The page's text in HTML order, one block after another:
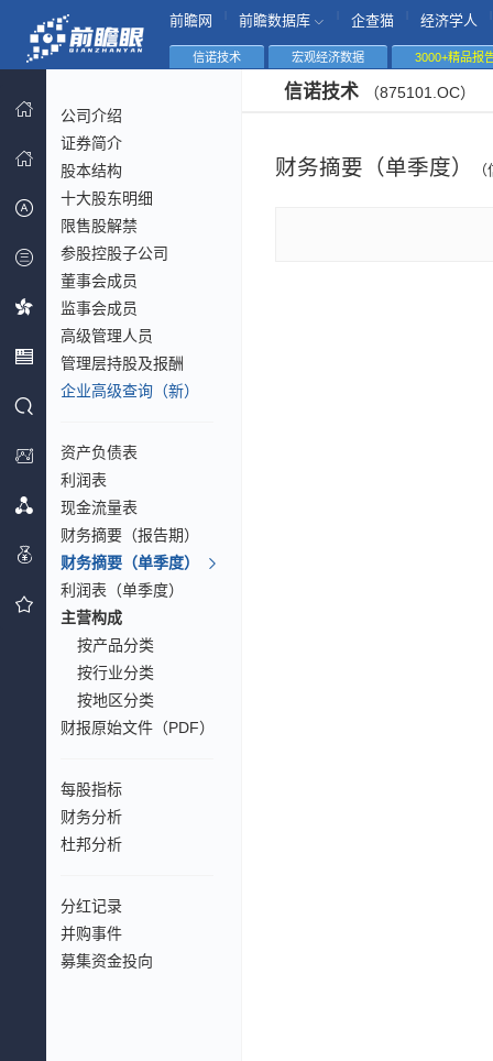
前瞻网 前瞻数据库 企查猫 经济学人
信诺技术 宏观经济数据 3000+精品报
公司介绍
证券简介
股本结构
十大股东明细
限售股解禁
参股控股子公司
董事会成员
监事会成员
高级管理人员
管理层持股及报酬
企业高级查询（新）
资产负债表
利润表
现金流量表
财务摘要（报告期）
财务摘要（单季度）
利润表（单季度）
主营构成
按产品分类
按行业分类
按地区分类
财报原始文件（PDF）
每股指标
财务分析
杜邦分析
分红记录
并购事件
募集资金投向
信诺技术 （875101.OC）
财务摘要（单季度）